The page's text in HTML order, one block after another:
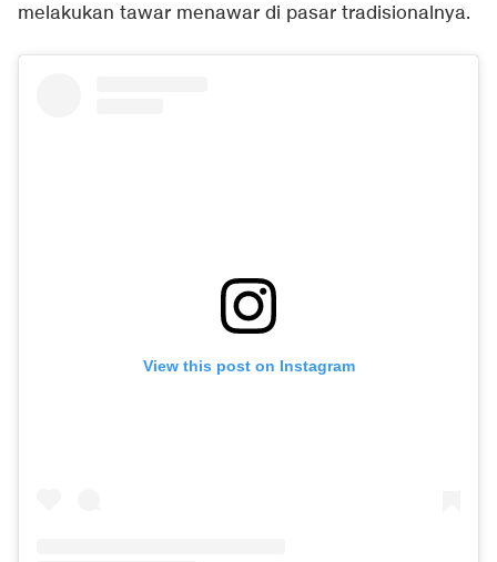
melakukan tawar menawar di pasar tradisionalnya.
View this post on Instagram